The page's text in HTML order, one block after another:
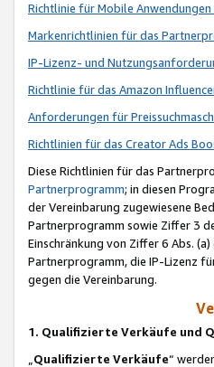
Richtlinie für Mobile
Markenrichtlinien für das
IP-Lizenz- und
Richtlinie für das Amazon
Anforderungen für
Richtlinien für das Creator Ads
Diese Richtlinien für das
Partnerprogramm; in diesen
der Vereinbarung zugewiesene
Partnerprogramm sowie Ziffer 3
Einschränkung von Ziffer 6 Abs.
Partnerprogramm, die IP-Lizenz
gegen die Vereinbarung.
1. Qualifizierte Verkäufe und
Qualifizierte Verkäufe“